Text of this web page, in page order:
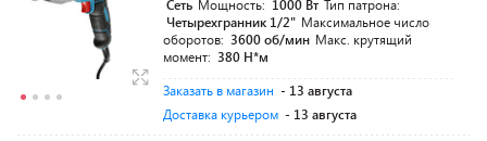
Сеть Мощность: 1000 Вт Тип патрона:
Четырехгранник 1/2" Максимальное число
оборотов: 3600 об/мин Макс. крутящий
момент: 380 Н*м
Заказать в магазин - 13 августа
Доставка курьером - 13 августа